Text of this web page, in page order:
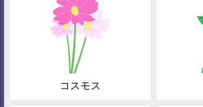
コスモス